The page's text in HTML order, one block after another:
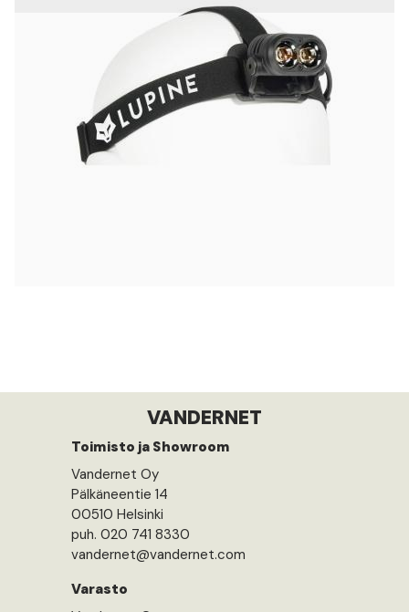
VANDERNET
Toimisto ja Showroom
Vandernet Oy
Pälkäneentie 14
00510 Helsinki
puh. 020 741 8330
vandernet@vandernet.com
Varasto